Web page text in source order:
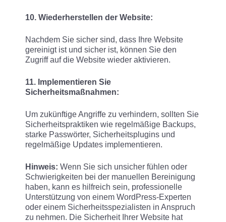
10. Wiederherstellen der Website:
Nachdem Sie sicher sind, dass Ihre Website
gereinigt ist und sicher ist, können Sie den
Zugriff auf die Website wieder aktivieren.
11. Implementieren Sie
Sicherheitsmaßnahmen:
Um zukünftige Angriffe zu verhindern, sollten Sie
Sicherheitspraktiken wie regelmäßige Backups,
starke Passwörter, Sicherheitsplugins und
regelmäßige Updates implementieren.
Hinweis: Wenn Sie sich unsicher fühlen oder
Schwierigkeiten bei der manuellen Bereinigung
haben, kann es hilfreich sein, professionelle
Unterstützung von einem WordPress-Experten
oder einem Sicherheitsspezialisten in Anspruch
zu nehmen. Die Sicherheit Ihrer Website hat